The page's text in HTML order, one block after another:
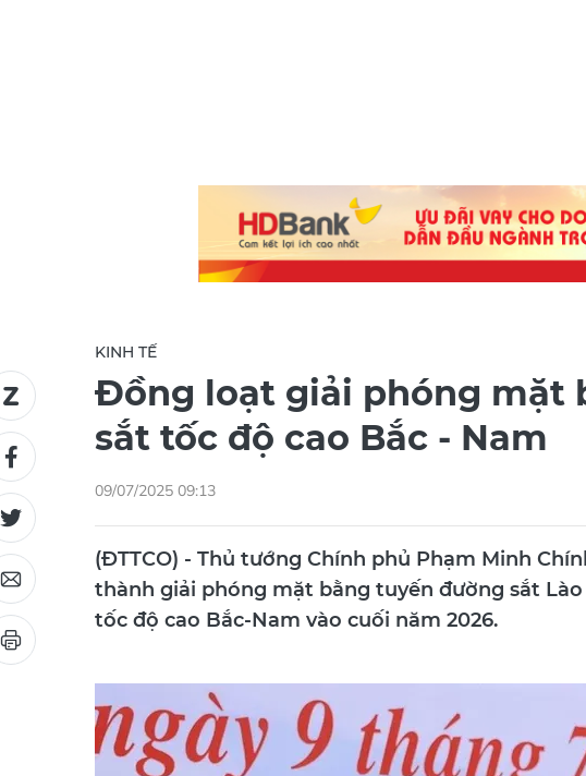
KINH TẾ
Đồng loạt giải phóng mặt
sắt tốc độ cao Bắc - Nam
09/07/2025 09:13
(ĐTTCO) - Thủ tướng Chính phủ Phạm Minh
thành giải phóng mặt bằng tuyến đường sắt
tốc độ cao Bắc-Nam vào cuối năm 2026.